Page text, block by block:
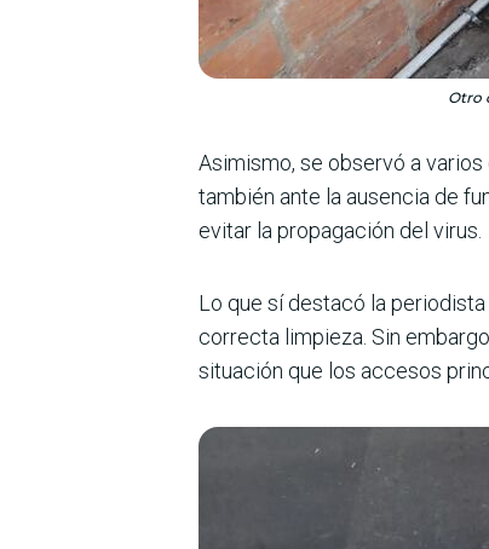
Otro
Asimismo, se observó a
también ante la ausencia de
evitar la propagación del virus.
Lo que sí destacó la
correcta limpieza. Sin
situación que los accesos